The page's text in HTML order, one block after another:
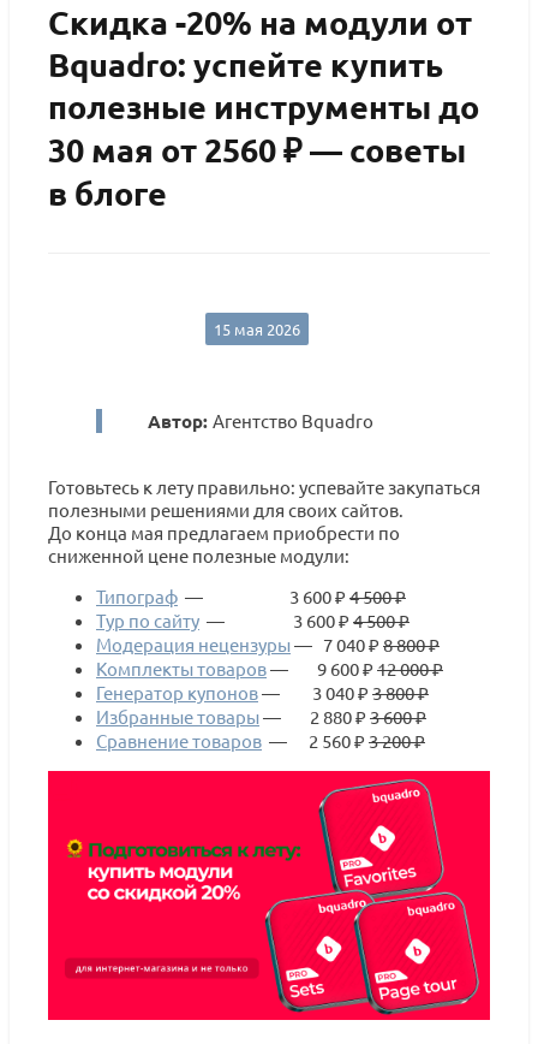
Скидка -20% на модули от
Bquadro: успейте купить
полезные инструменты до
30 мая от 2560 ₽ — советы
в блоге
15 мая 2026
Автор: Агентство Bquadro
Готовьтесь к лету правильно: успевайте закупаться
полезными решениями для своих сайтов.
До конца мая предлагаем приобрести по
сниженной цене полезные модули:
Типограф — 3 600 ₽ 4 500 ₽
Тур по сайту — 3 600 ₽ 4 500 ₽
Модерация нецензуры— 7 040 ₽ 8 800 ₽
Комплекты товаров— 9 600 ₽ 12 000 ₽
Генератор купонов— 3 040 ₽ 3 800 ₽
Избранные товары— 2 880 ₽ 3 600 ₽
Сравнение товаров — 2 560 ₽ 3 200 ₽